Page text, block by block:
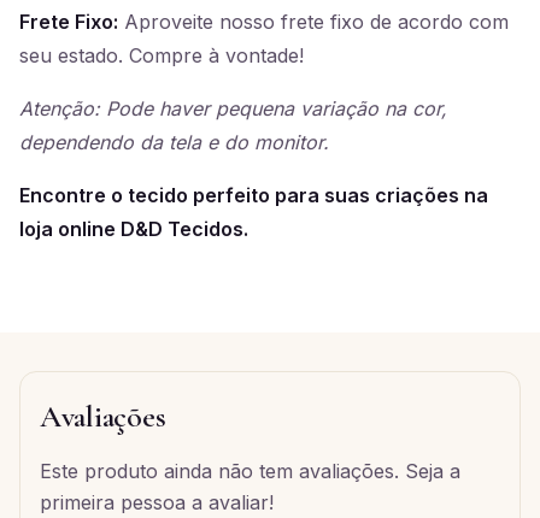
Frete Fixo: Aproveite nosso frete fixo de acordo com
seu estado. Compre à vontade!
Atenção: Pode haver pequena variação na cor,
dependendo da tela e do monitor.
Encontre o tecido perfeito para suas criações na
loja online D&D Tecidos.
Avaliações
Este produto ainda não tem avaliações. Seja a
primeira pessoa a avaliar!